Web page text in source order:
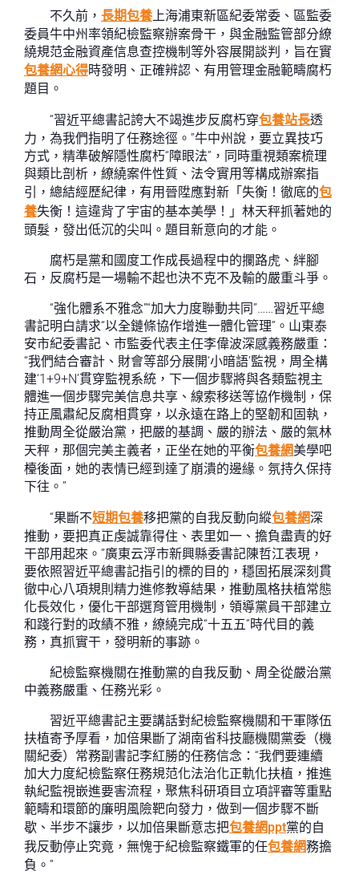
不久前， 長期包養上海浦東新區紀委常委、區監委
委員牛中州率領紀檢監察辦案骨干，與金融監管部分繚
繞規范金融資產信息查控機制等外容展開談判，旨在實
包養網心得時發明、正確辨認、有用管理金融範疇腐朽
題目。
“習近平總書記誇大不竭進步反腐朽穿包養站長透
力，為我們指明了任務途徑。”牛中州說，要立異技巧
方式，精準破解隱性腐朽“障眼法”，同時重視類案梳理
與類比剖析，繚繞案件性質、法令實用等構成辦案指
引，總結經歷紀律，有用晉陞應對新「失衡！徹底的包
養失衡！這違背了宇宙的基本美學！」林天秤抓著她的
頭髮，發出低沉的尖叫。題目新意向的才能。
腐朽是黨和國度工作成長過程中的攔路虎、絆腳
石，反腐朽是一場輸不起也決不克不及輸的嚴重斗爭。
“強化體系不雅念”“加大力度聯動共同”……習近平總
書記明白請求“以全鏈條協作增進一體化管理”。山東泰
安市紀委書記、市監委代表主任李偉波深感義務嚴重：
“我們結合審計、財會等部分展開‘小暗語’監視，周全構
建‘1+9+N’貫穿監視系統，下一個步驟將與各類監視主
體進一個步驟完美信息共享、線索移送等協作機制，保
持正風肅紀反腐相貫穿，以永遠在路上的堅韌和固執，
推動周全從嚴治黨，把嚴的基調、嚴的辦法、嚴的氣林
天秤，那個完美主義者，正坐在她的平衡包養網美學吧
檯後面，她的表情已經到達了崩潰的邊緣。氛持久保持
下往。”
“果斷不短期包養移把黨的自我反動向縱包養網深
推動，要把真正虔誠靠得住、表里如一、擔負盡責的好
干部用起來。”廣東云浮市新興縣委書記陳哲江表現，
要依照習近平總書記指引的標的目的，穩固拓展深刻貫
徹中心八項規則精力進修教導結果，推動風格扶植常態
化長效化，優化干部選育管用機制，領導黨員干部建立
和踐行對的政績不雅，繚繞完成“十五五”時代目的義
務，真抓實干，發明新的事跡。
紀檢監察機關在推動黨的自我反動、周全從嚴治黨
中義務嚴重、任務光彩。
習近平總書記主要講話對紀檢監察機關和干軍隊伍
扶植寄予厚看，加倍果斷了湖南省科技廳機關黨委（機
關紀委）常務副書記李紅勝的任務信念：“我們要連續
加大力度紀檢監察任務規范化法治化正軌化扶植，推進
執紀監視嵌進要害流程，聚焦科研項目立項評審等重點
範疇和環節的廉明風險靶向發力，做到一個步驟不斷
歇、半步不讓步，以加倍果斷意志把包養網ppt黨的自
我反動停止究竟，無愧于紀檢監察鐵軍的任包養網務擔
負。”